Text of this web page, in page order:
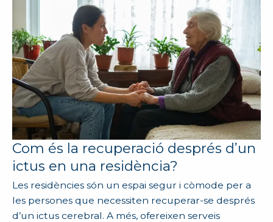
Com és la recuperació després d’un
ictus en una residència?
Les residències són un espai segur i còmode per a
les persones que necessiten recuperar-se després
d’un ictus cerebral. A més, ofereixen serveis